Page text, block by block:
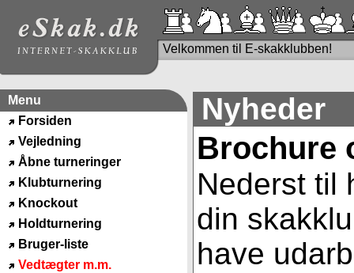
Velkommen til E-skakklubben!
Menu
Forsiden
Vejledning
Åbne turneringer
Klubturnering
Knockout
Holdturnering
Bruger-liste
Vedtægter m.m.
Nyheder
Brochure
Nederst til
din
have